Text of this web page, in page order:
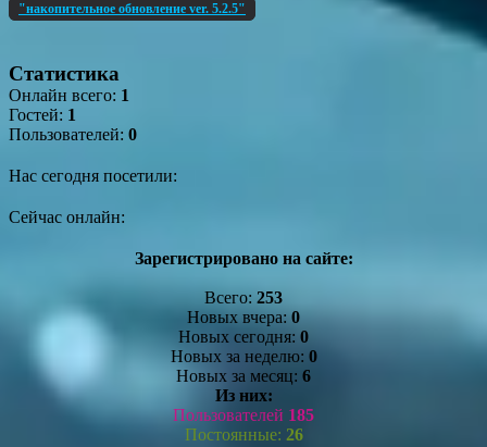
"накопительное обновление ver. 5.2.5"
Статистика
Онлайн всего: 1
Гостей: 1
Пользователей: 0
Нас сегодня посетили:
Сейчас онлайн:
Зарегистрировано на сайте:
Всего: 253
Новых вчера: 0
Новых сегодня: 0
Новых за неделю: 0
Новых за месяц: 6
Из них:
Пользователей 185
Постоянные: 26